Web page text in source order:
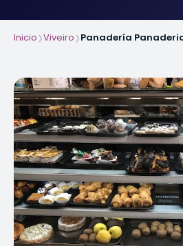
Inicio❯Viveiro❯Panadería